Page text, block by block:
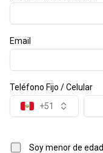
Email
Teléfono Fijo / Celular
+51
Soy menor de edad